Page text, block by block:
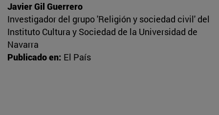
Javier Gil Guerrero
Investigador del grupo 'Religión y sociedad civil' del
Instituto Cultura y Sociedad de la Universidad de
Navarra
Publicado en: El País